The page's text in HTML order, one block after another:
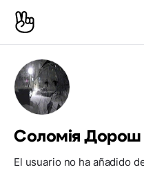
Соломія Дорош
El usuario no ha añadido